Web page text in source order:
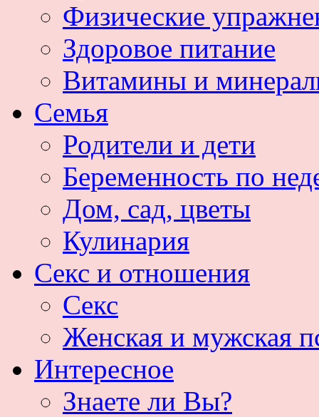
Физические
Здоровое питание
Витамины и
Семья
Родители и дети
Беременность по
Дом, сад, цветы
Кулинария
Секс и отношения
Секс
Женская и мужская
Интересное
Знаете ли Вы?